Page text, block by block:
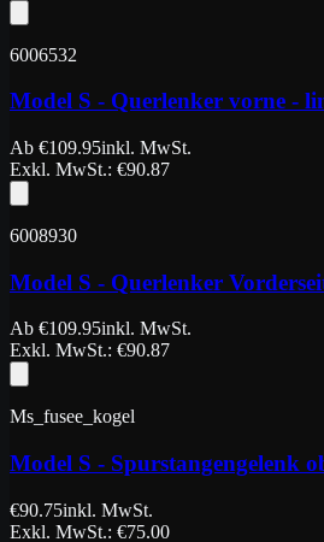
6006532
Model S - Querlenker vorne -
Ab €109.95inkl. MwSt.
Exkl. MwSt.: €90.87
6008930
Model S - Querlenker
Ab €109.95inkl. MwSt.
Exkl. MwSt.: €90.87
Ms_fusee_kogel
Model S - Spurstangengelenk
€90.75inkl. MwSt.
Exkl. MwSt.: €75.00